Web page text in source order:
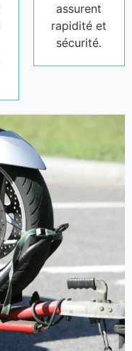
assurent
rapidité et
sécurité.